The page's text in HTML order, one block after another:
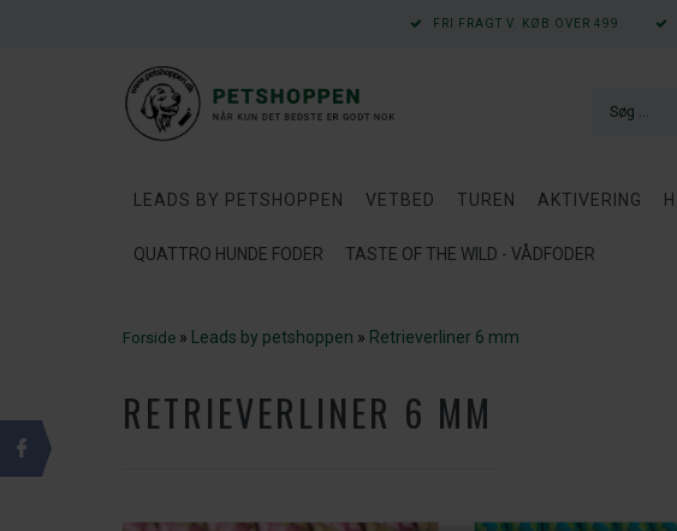
FRI FRAGT V. KØB OVER 499
LEADS BY PETSHOPPEN VETBED TUREN AKTIVERING
QUATTRO HUNDE FODER TASTE OF THE WILD - VÅDFODER
Forside » Leads by petshoppen » Retrieverliner 6 mm
RETRIEVERLINER 6 MM